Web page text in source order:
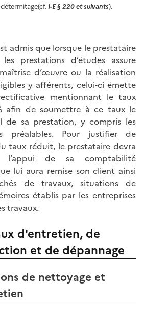
I-E § 220 et suivants).
admis que lorsque le prestataire
prestations d’études assure
d’œuvre ou la réalisation
y afférents, celui-ci émette
mentionnant le taux
afin de soumettre à ce taux le
de sa prestation, y compris les
préalables. Pour justifier de
taux réduit, le prestataire devra
l’appui de sa comptabilité
lui aura remise son client ainsi
de travaux, situations de
établis par les entreprises
travaux.
d'entretien, de
et de dépannage
de nettoyage et